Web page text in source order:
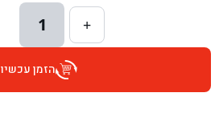
בן גל - הרצל 6, גדרה - גדרה
בן גל - שדרות דוד בן גוריון 8, באר שבע - באר שבע
+
1
הזמן עכשיו